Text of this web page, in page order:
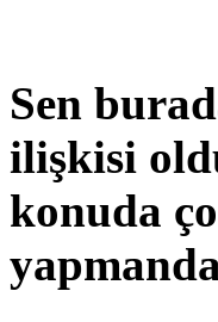
Sen
ilişkisi
konuda